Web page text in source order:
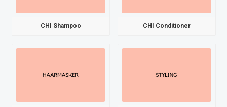
CHI Shampoo CHI Conditioner